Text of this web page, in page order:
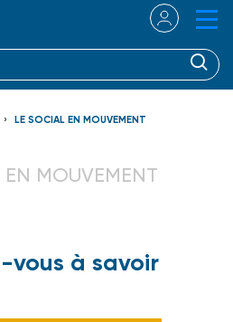
LE SOCIAL EN MOUVEMENT
EN MOUVEMENT
vous à savoir